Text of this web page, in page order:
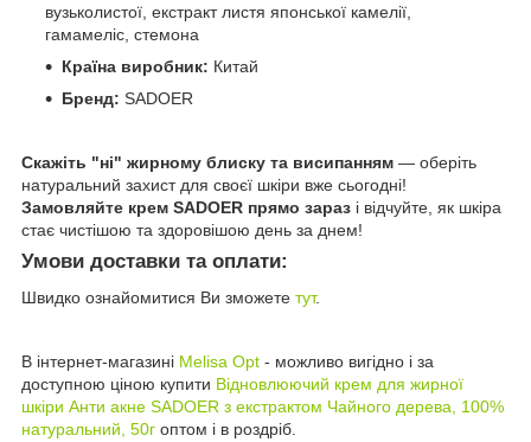
вузьколистої, екстракт листя японської камелії,
гамамеліс, стемона
Країна виробник: Китай
Бренд: SADOER
Скажіть "ні" жирному блиску та висипанням — оберіть
натуральний захист для своєї шкіри вже сьогодні!
Замовляйте крем SADOER прямо зараз і відчуйте, як шкіра
стає чистішою та здоровішою день за днем!
Умови доставки та оплати:
Швидко ознайомитися Ви зможете тут.
В інтернет-магазині Melisa Opt - можливо вигідно і за
доступною ціною купити Відновлюючий крем для жирної
шкіри Анти акне SADOER з екстрактом Чайного дерева, 100%
натуральний, 50г оптом і в роздріб.